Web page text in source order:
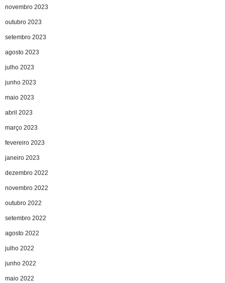
novembro 2023
outubro 2023
setembro 2023
agosto 2023
julho 2023
junho 2023
maio 2023
abril 2023
março 2023
fevereiro 2023
janeiro 2023
dezembro 2022
novembro 2022
outubro 2022
setembro 2022
agosto 2022
julho 2022
junho 2022
maio 2022